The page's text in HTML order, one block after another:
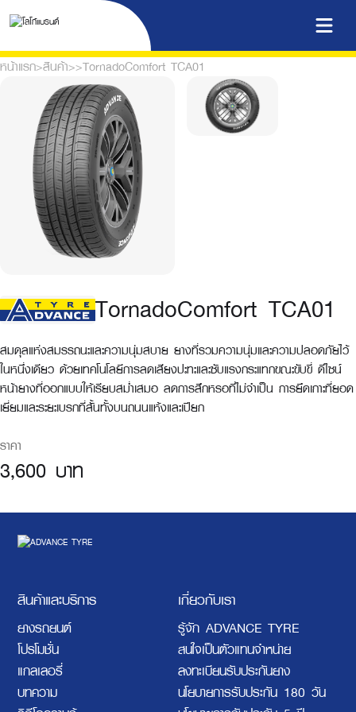
หน้าแรก>สินค้า>>TornadoComfort TCA01
TornadoComfort TCA01
สมดุลแห่งสมรรถนะและความนุ่มสบาย ยางที่รวมความนุ่มและความปลอดภัยไว้
ในหนึ่งเดียว ด้วยเทคโนโลยีการลดเสียงปะทะและซับแรงกระแทกขณะขับขี่ ดีไซน์
หน้ายางที่ออกแบบให้เรียบสม่ำเสมอ ลดการสึกหรอที่ไม่จำเป็น การยึดเกาะที่ยอด
เยี่ยมและระยะเบรกที่สั้นทั้งบนถนนแห้งและเปียก
ราคา
3,600 บาท
สินค้าและบริการ
ยางรถยนต์
โปรโมชั่น
แกลเลอรี่
บทความ
เกี่ยวกับเรา
รู้จัก ADVANCE TYRE
สนใจเป็นตัวแทนจำหน่าย
ลงทะเบียนรับประกันยาง
นโยบายการรับประกัน 180 วัน